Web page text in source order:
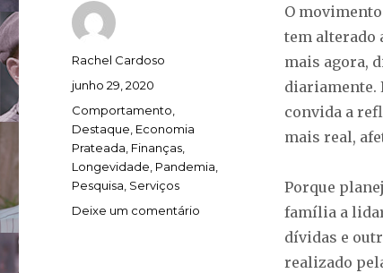
O
tem alterado
mais agora,
diariamente.
convida a
mais real,
Porque
família a
dívidas e
realizado
Autor
Rachel Cardoso
Publicado
junho 29, 2020
Categorias
Comportamento
Destaque Economia
Prateada Finanças
Longevidade Pandemia
Pesquisa Serviços
Deixe um comentário